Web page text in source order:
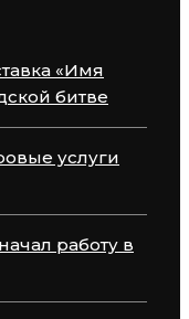
«Имя
битве
услуги
работу в